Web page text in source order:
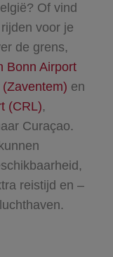
Of vind
voor je
de grens,
Bonn Airport
en
(CRL),
Curaçao.
reistijd en –